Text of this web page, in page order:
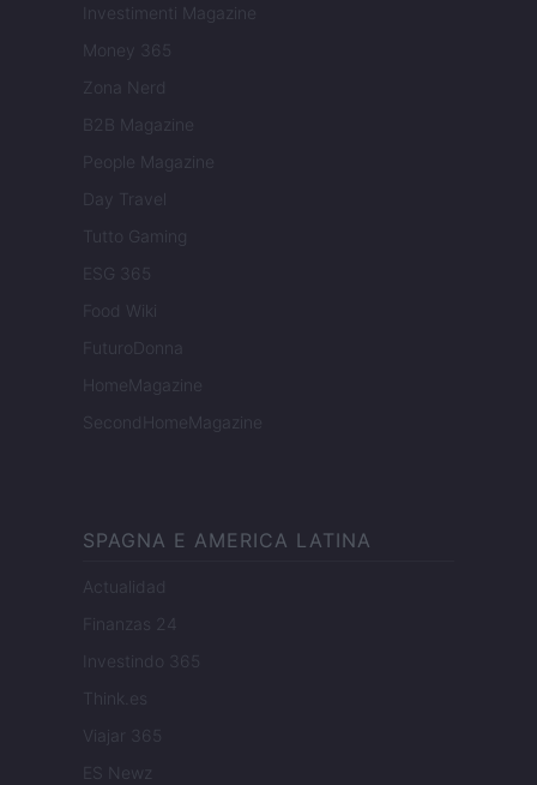
Investimenti Magazine
Money 365
Zona Nerd
B2B Magazine
People Magazine
Day Travel
Tutto Gaming
ESG 365
Food Wiki
FuturoDonna
HomeMagazine
SecondHomeMagazine
SPAGNA E AMERICA LATINA
Actualidad
Finanzas 24
Investindo 365
Think.es
Viajar 365
ES Newz